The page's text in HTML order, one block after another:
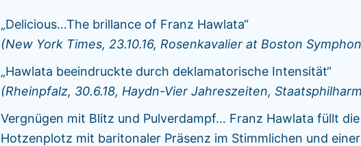
„Delicious…The brillance of Franz Hawlata“
(New York Times, 23.10.16, Rosenkavalier at Boston
„Hawlata beeindruckte durch deklamatorische Intensität“
(Rheinpfalz, 30.6.18, Haydn-Vier Jahreszeiten,
Vergnügen mit Blitz und Pulverdampf… Franz Hawlata füllt
Hotzenplotz mit baritonaler Präsenz im Stimmlichen und